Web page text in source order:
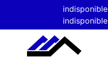
indisponible
indisponible